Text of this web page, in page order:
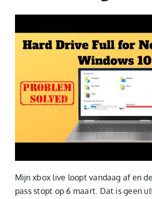
Mijn xbox live loopt vandaag af en
pass stopt op 6 maart. Dat is geen